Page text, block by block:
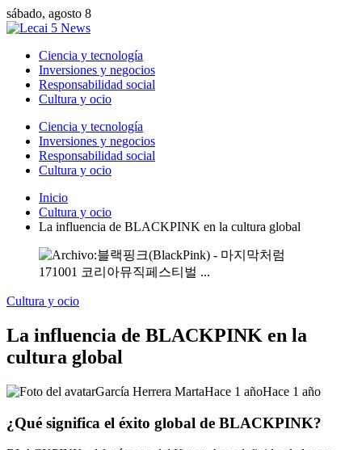
sábado, agosto 8
Ciencia y tecnología
Inversiones y negocios
Responsabilidad social
Cultura y ocio
Ciencia y tecnología
Inversiones y negocios
Responsabilidad social
Cultura y ocio
Inicio
Cultura y ocio
La influencia de BLACKPINK en la cultura global
Cultura y ocio
La influencia de BLACKPINK en la
cultura global
García Herrera MartaHace 1 añoHace 1 año
¿Qué significa el éxito global de BLACKPINK?